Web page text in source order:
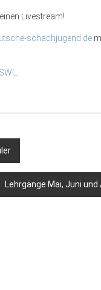
Livestream!
schachjugend.de
Lehrgänge Mai, Juni